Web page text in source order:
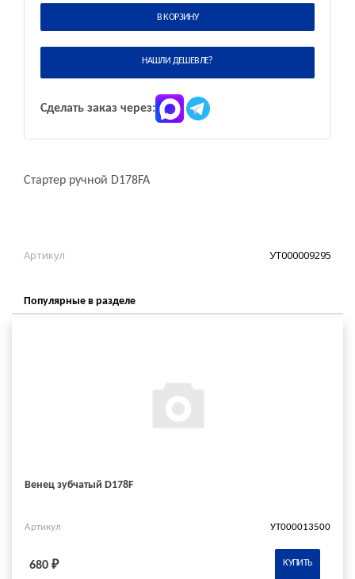
В КОРЗИНУ
НАШЛИ ДЕШЕВЛЕ?
Сделать заказ через:
Стартер ручной D178FA
Артикул УТ000009295
Популярные в разделе
Венец зубчатый D178F
Артикул УТ000013500
680 ₽ КУПИТЬ